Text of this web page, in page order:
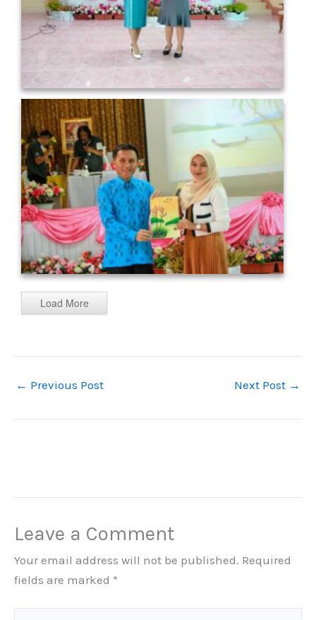
Load More
← Previous Post Next Post →
Leave a Comment
Your email address will not be published. Required
fields are marked *